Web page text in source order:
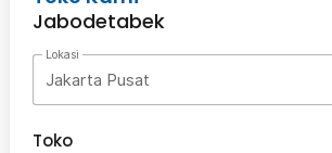
Jabodetabek
Lokasi
Jakarta Pusat
Toko